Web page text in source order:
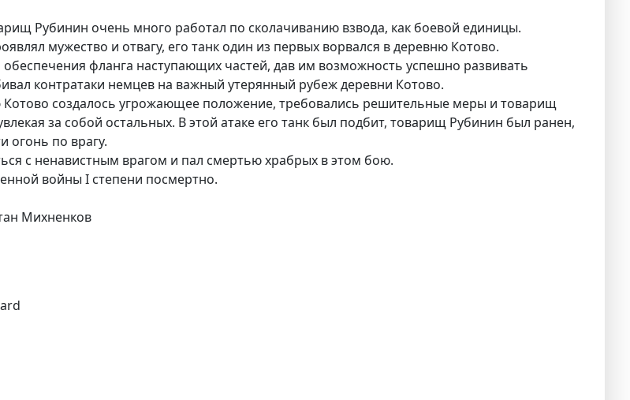
Рубинин очень много работал по сколачиванию взвода, как боевой единицы.
мужество и отвагу, его танк один из первых ворвался в деревню Котово.
фланга наступающих частей, дав им возможность успешно развивать
контратаки немцев на важный утерянный рубеж деревни Котово.
Котово создалось угрожающее положение, требовались решительные меры и товарищ
за собой остальных. В этой атаке его танк был подбит, товарищ Рубинин был ранен,
огонь по врагу.
с ненавистным врагом и пал смертью храбрых в этом бою.
войны I степени посмертно.
Михненков